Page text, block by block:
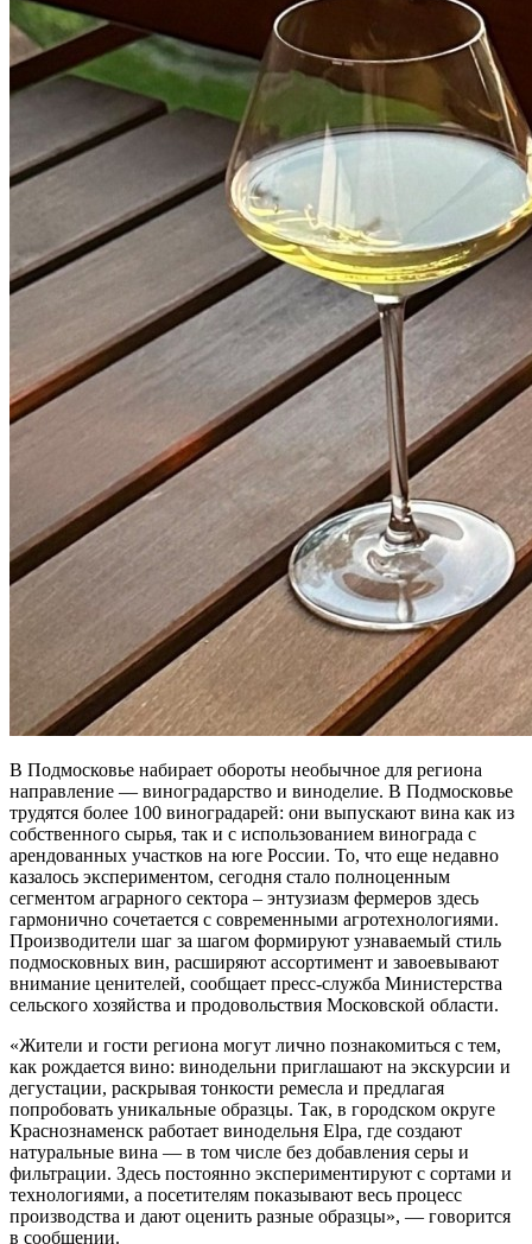
В Подмосковье набирает обороты необычное для региона
направление — виноградарство и виноделие. В Подмосковье
трудятся более 100 виноградарей: они выпускают вина как из
собственного сырья, так и с использованием винограда с
арендованных участков на юге России. То, что еще недавно
казалось экспериментом, сегодня стало полноценным
сегментом аграрного сектора – энтузиазм фермеров здесь
гармонично сочетается с современными агротехнологиями.
Производители шаг за шагом формируют узнаваемый стиль
подмосковных вин, расширяют ассортимент и завоевывают
внимание ценителей, сообщает пресс-служба Министерства
сельского хозяйства и продовольствия Московской области.
«Жители и гости региона могут лично познакомиться с тем,
как рождается вино: винодельни приглашают на экскурсии и
дегустации, раскрывая тонкости ремесла и предлагая
попробовать уникальные образцы. Так, в городском округе
Краснознаменск работает винодельня Elpa, где создают
натуральные вина — в том числе без добавления серы и
фильтрации. Здесь постоянно экспериментируют с сортами и
технологиями, а посетителям показывают весь процесс
производства и дают оценить разные образцы», — говорится
в сообщении.